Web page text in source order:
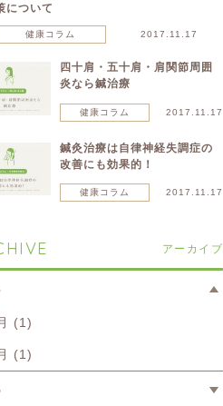
について
健康コラム 2017.11.17
四十肩・五十肩・肩関節周囲
炎なら鍼治療
健康コラム 2017.11.17
鍼灸治療は自律神経失調症の
改善にも効果的！
健康コラム 2017.11.17
アーカイブ
(1)
(1)